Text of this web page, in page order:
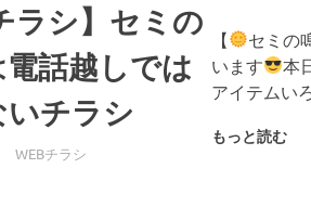
ラシ】セミの
話越しでは
いチラシ
編集者
WEBチラシ
【 セミの
います
本
アイテムい
もっと読む